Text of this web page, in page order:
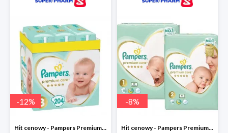
-12%
Hit cenowy - Pampers Premium Care 3
-8%
Hit cenowy - Pampers Premium Care 1+2